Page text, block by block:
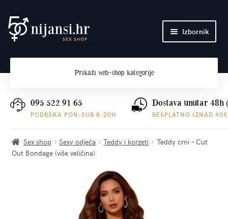
Preskoči
na
Skoči
do
Izbornik
Plaćanje i dostava
Prikaži web-shop kategorije
095 522 91 65
PODRŠKA PON-SUB 8-20H
Dostava unutar 48h
BESPLATNO IZNAD 40€
Sex shop Sexy odjeća Teddy i korzeti
Teddy crni – Cut
Out Bondage (više veličina)